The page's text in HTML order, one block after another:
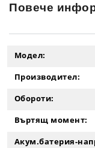
Повече
Модел:
Производител:
Обороти:
Въртящ момент:
Акум.батерия-